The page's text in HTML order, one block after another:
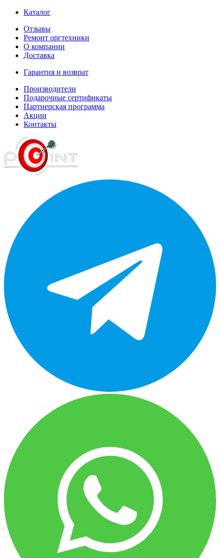
Каталог
Отзывы
Ремонт оргтехники
О компании
Доставка
Гарантия и возврат
Производители
Подарочные сертификаты
Партнерская программа
Акции
Контакты